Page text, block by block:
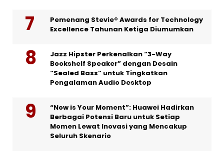
Pemenang Stevie® Awards for Technology
Excellence Tahunan Ketiga Diumumkan
Jazz Hipster Perkenalkan “3-Way
Bookshelf Speaker” dengan Desain
“Sealed Bass” untuk Tingkatkan
Pengalaman Audio Desktop
“Now is Your Moment”: Huawei Hadirkan
Berbagai Potensi Baru untuk Setiap
Momen Lewat Inovasi yang Mencakup
Seluruh Skenario